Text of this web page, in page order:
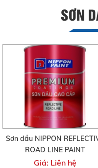
SƠN
Sơn dầu NIPPON
ROAD LINE PAINT
Giá: Liên hệ